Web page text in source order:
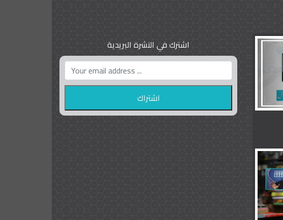
اشترك في النشرة البريدية